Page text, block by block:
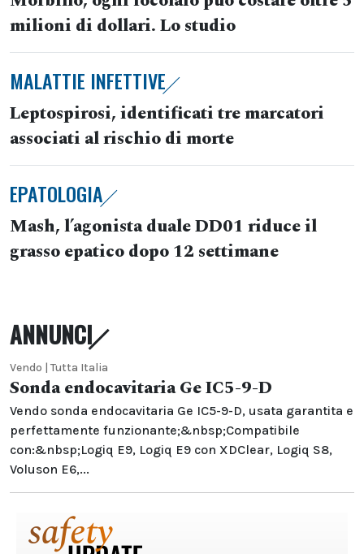
milioni di dollari. Lo studio
MALATTIE INFETTIVE
Leptospirosi, identificati tre marcatori
associati al rischio di morte
EPATOLOGIA
Mash, l’agonista duale DD01 riduce il
grasso epatico dopo 12 settimane
ANNUNCI
Vendo | Tutta Italia
Sonda endocavitaria Ge IC5-9-D
Vendo sonda endocavitaria Ge IC5-9-D, usata garantita e
perfettamente funzionante;&nbsp;Compatibile
con:&nbsp;Logiq E9, Logiq E9 con XDClear, Logiq S8,
Voluson E6,...